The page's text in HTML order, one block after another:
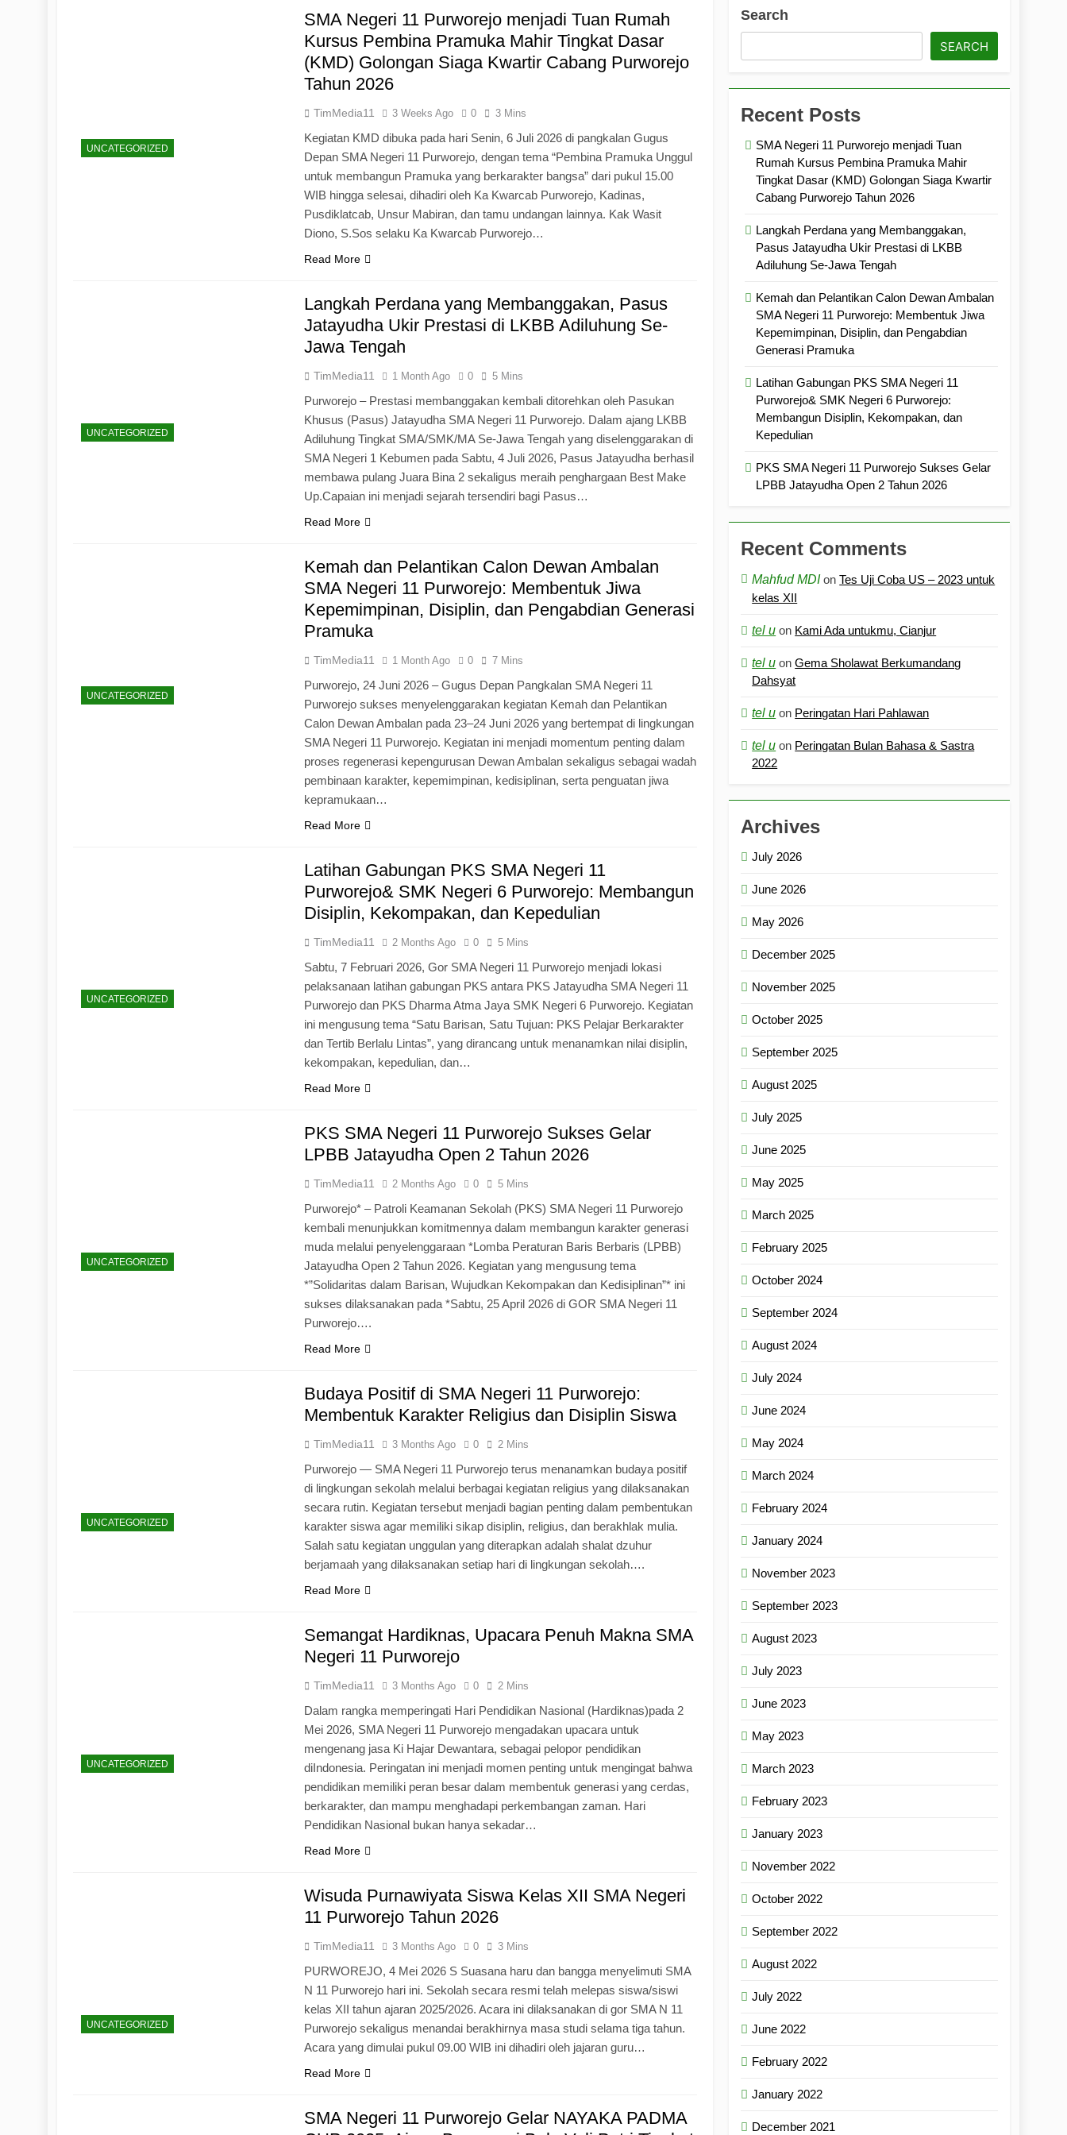
Pengabdian Generasi Pramuka
UNCATEGORIZED
SMA Negeri 11 Purworejo menjadi Tuan Rumah
Kursus Pembina Pramuka Mahir Tingkat Dasar
(KMD) Golongan Siaga Kwartir Cabang Purworejo
Tahun 2026
TimMedia11 3 Weeks Ago 0 3 Mins
Kegiatan KMD dibuka pada hari Senin, 6 Juli 2026 di pangkalan Gugus
Depan SMA Negeri 11 Purworejo, dengan tema “Pembina Pramuka Unggul
untuk membangun Pramuka yang berkarakter bangsa” dari pukul 15.00
WIB hingga selesai, dihadiri oleh Ka Kwarcab Purworejo, Kadinas,
Pusdiklatcab, Unsur Mabiran, dan tamu undangan lainnya. Kak Wasit
Diono, S.Sos selaku Ka Kwarcab Purworejo…
Read More
UNCATEGORIZED
Langkah Perdana yang Membanggakan, Pasus
Jatayudha Ukir Prestasi di LKBB Adiluhung Se-
Jawa Tengah
TimMedia11 1 Month Ago 0 5 Mins
Purworejo – Prestasi membanggakan kembali ditorehkan oleh Pasukan
Khusus (Pasus) Jatayudha SMA Negeri 11 Purworejo. Dalam ajang LKBB
Adiluhung Tingkat SMA/SMK/MA Se-Jawa Tengah yang diselenggarakan di
SMA Negeri 1 Kebumen pada Sabtu, 4 Juli 2026, Pasus Jatayudha berhasil
membawa pulang Juara Bina 2 sekaligus meraih penghargaan Best Make
Up.Capaian ini menjadi sejarah tersendiri bagi Pasus…
Read More
UNCATEGORIZED
Kemah dan Pelantikan Calon Dewan Ambalan
SMA Negeri 11 Purworejo: Membentuk Jiwa
Kepemimpinan, Disiplin, dan Pengabdian Generasi
Pramuka
TimMedia11 1 Month Ago 0 7 Mins
Purworejo, 24 Juni 2026 – Gugus Depan Pangkalan SMA Negeri 11
Purworejo sukses menyelenggarakan kegiatan Kemah dan Pelantikan
Calon Dewan Ambalan pada 23–24 Juni 2026 yang bertempat di lingkungan
SMA Negeri 11 Purworejo. Kegiatan ini menjadi momentum penting dalam
proses regenerasi kepengurusan Dewan Ambalan sekaligus sebagai wadah
pembinaan karakter, kepemimpinan, kedisiplinan, serta penguatan jiwa
kepramukaan…
Read More
UNCATEGORIZED
Latihan Gabungan PKS SMA Negeri 11
Purworejo& SMK Negeri 6 Purworejo: Membangun
Disiplin, Kekompakan, dan Kepedulian
TimMedia11 2 Months Ago 0 5 Mins
Sabtu, 7 Februari 2026, Gor SMA Negeri 11 Purworejo menjadi lokasi
pelaksanaan latihan gabungan PKS antara PKS Jatayudha SMA Negeri 11
Purworejo dan PKS Dharma Atma Jaya SMK Negeri 6 Purworejo. Kegiatan
ini mengusung tema “Satu Barisan, Satu Tujuan: PKS Pelajar Berkarakter
dan Tertib Berlalu Lintas”, yang dirancang untuk menanamkan nilai disiplin,
kekompakan, kepedulian, dan…
Read More
UNCATEGORIZED
PKS SMA Negeri 11 Purworejo Sukses Gelar
LPBB Jatayudha Open 2 Tahun 2026
TimMedia11 2 Months Ago 0 5 Mins
Purworejo* – Patroli Keamanan Sekolah (PKS) SMA Negeri 11 Purworejo
kembali menunjukkan komitmennya dalam membangun karakter generasi
muda melalui penyelenggaraan *Lomba Peraturan Baris Berbaris (LPBB)
Jatayudha Open 2 Tahun 2026. Kegiatan yang mengusung tema
*”Solidaritas dalam Barisan, Wujudkan Kekompakan dan Kedisiplinan”* ini
sukses dilaksanakan pada *Sabtu, 25 April 2026 di GOR SMA Negeri 11
Purworejo….
Read More
UNCATEGORIZED
Budaya Positif di SMA Negeri 11 Purworejo:
Membentuk Karakter Religius dan Disiplin Siswa
TimMedia11 3 Months Ago 0 2 Mins
Purworejo — SMA Negeri 11 Purworejo terus menanamkan budaya positif
di lingkungan sekolah melalui berbagai kegiatan religius yang dilaksanakan
secara rutin. Kegiatan tersebut menjadi bagian penting dalam pembentukan
karakter siswa agar memiliki sikap disiplin, religius, dan berakhlak mulia.
Salah satu kegiatan unggulan yang diterapkan adalah shalat dzuhur
berjamaah yang dilaksanakan setiap hari di lingkungan sekolah….
Read More
UNCATEGORIZED
Semangat Hardiknas, Upacara Penuh Makna SMA
Negeri 11 Purworejo
TimMedia11 3 Months Ago 0 2 Mins
Dalam rangka memperingati Hari Pendidikan Nasional (Hardiknas)pada 2
Mei 2026, SMA Negeri 11 Purworejo mengadakan upacara untuk
mengenang jasa Ki Hajar Dewantara, sebagai pelopor pendidikan
diIndonesia. Peringatan ini menjadi momen penting untuk mengingat bahwa
pendidikan memiliki peran besar dalam membentuk generasi yang cerdas,
berkarakter, dan mampu menghadapi perkembangan zaman. Hari
Pendidikan Nasional bukan hanya sekadar…
Read More
UNCATEGORIZED
Wisuda Purnawiyata Siswa Kelas XII SMA Negeri
11 Purworejo Tahun 2026
TimMedia11 3 Months Ago 0 3 Mins
PURWOREJO, 4 Mei 2026 S Suasana haru dan bangga menyelimuti SMA
N 11 Purworejo hari ini. Sekolah secara resmi telah melepas siswa/siswi
kelas XII tahun ajaran 2025/2026. Acara ini dilaksanakan di gor SMA N 11
Purworejo sekaligus menandai berakhirnya masa studi selama tiga tahun.
Acara yang dimulai pukul 09.00 WIB ini dihadiri oleh jajaran guru…
Read More
SMA Negeri 11 Purworejo Gelar NAYAKA PADMA
Search
SEARCH
Recent Posts
SMA Negeri 11 Purworejo menjadi Tuan
Rumah Kursus Pembina Pramuka Mahir
Tingkat Dasar (KMD) Golongan Siaga Kwartir
Cabang Purworejo Tahun 2026
Langkah Perdana yang Membanggakan,
Pasus Jatayudha Ukir Prestasi di LKBB
Adiluhung Se-Jawa Tengah
Kemah dan Pelantikan Calon Dewan Ambalan
SMA Negeri 11 Purworejo: Membentuk Jiwa
Kepemimpinan, Disiplin, dan Pengabdian
Generasi Pramuka
Latihan Gabungan PKS SMA Negeri 11
Purworejo& SMK Negeri 6 Purworejo:
Membangun Disiplin, Kekompakan, dan
Kepedulian
PKS SMA Negeri 11 Purworejo Sukses Gelar
LPBB Jatayudha Open 2 Tahun 2026
Recent Comments
Mahfud MDIonTes Uji Coba US – 2023 untuk
kelas XII
tel u on Kami Ada untukmu, Cianjur
tel u onGema Sholawat Berkumandang
Dahsyat
tel u on Peringatan Hari Pahlawan
tel u on Peringatan Bulan Bahasa & Sastra
2022
Archives
July 2026
June 2026
May 2026
December 2025
November 2025
October 2025
September 2025
August 2025
July 2025
June 2025
May 2025
March 2025
February 2025
October 2024
September 2024
August 2024
July 2024
June 2024
May 2024
March 2024
February 2024
January 2024
November 2023
September 2023
August 2023
July 2023
June 2023
May 2023
March 2023
February 2023
January 2023
November 2022
October 2022
September 2022
August 2022
July 2022
June 2022
February 2022
January 2022
December 2021